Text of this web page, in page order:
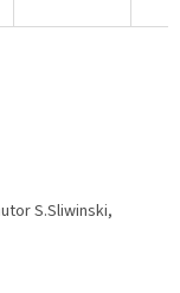
S.Sliwinski,